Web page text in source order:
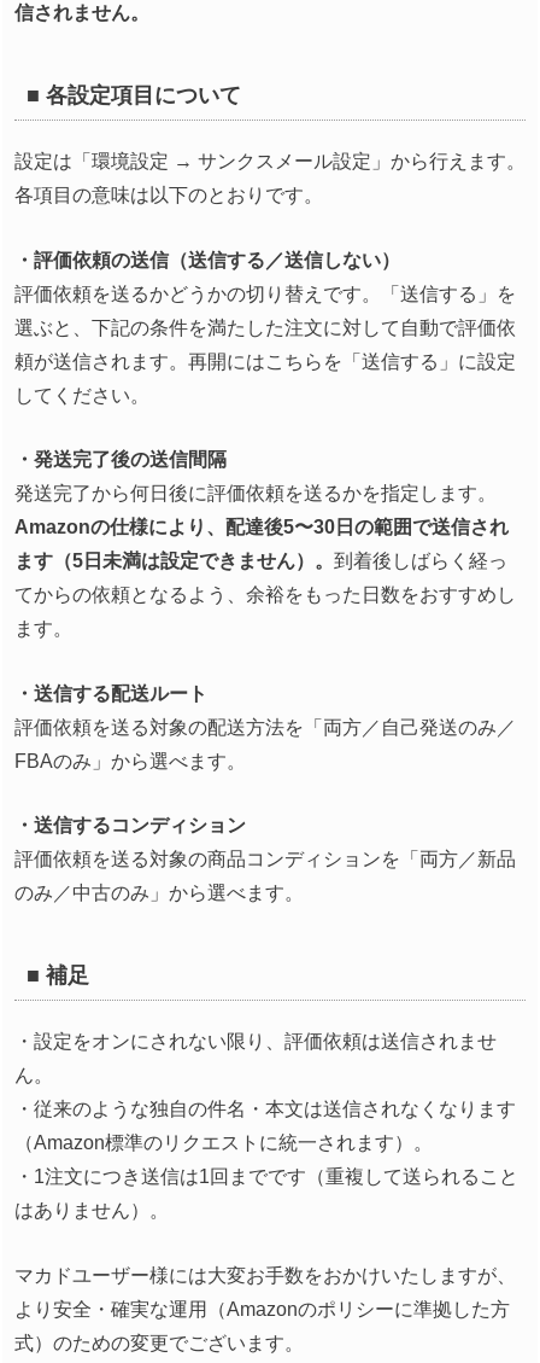
信されません。
■ 各設定項目について
設定は「環境設定 → サンクスメール設定」から行えます。
各項目の意味は以下のとおりです。
・評価依頼の送信（送信する／送信しない）
評価依頼を送るかどうかの切り替えです。「送信する」を
選ぶと、下記の条件を満たした注文に対して自動で評価依
頼が送信されます。再開にはこちらを「送信する」に設定
してください。
・発送完了後の送信間隔
発送完了から何日後に評価依頼を送るかを指定します。
Amazonの仕様により、配達後5〜30日の範囲で送信され
ます（5日未満は設定できません）。 到着後しばらく経っ
てからの依頼となるよう、余裕をもった日数をおすすめし
ます。
・送信する配送ルート
評価依頼を送る対象の配送方法を「両方／自己発送のみ／
FBAのみ」から選べます。
・送信するコンディション
評価依頼を送る対象の商品コンディションを「両方／新品
のみ／中古のみ」から選べます。
■ 補足
・設定をオンにされない限り、評価依頼は送信されませ
ん。
・従来のような独自の件名・本文は送信されなくなります
（Amazon標準のリクエストに統一されます）。
・1注文につき送信は1回までです（重複して送られること
はありません）。
マカドユーザー様には大変お手数をおかけいたしますが、
より安全・確実な運用（Amazonのポリシーに準拠した方
式）のための変更でございます。